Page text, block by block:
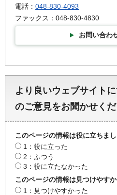
電話： 048-830-4093
ファックス：048-830-4830
お問い合わ
より良いウェブサイト
のご意見をお聞かせく
このページの情報は役に立ちまし
1：役に立った
2：ふつう
3：役に立たなかった
このページの情報は見つけやす
1：見つけやすかった